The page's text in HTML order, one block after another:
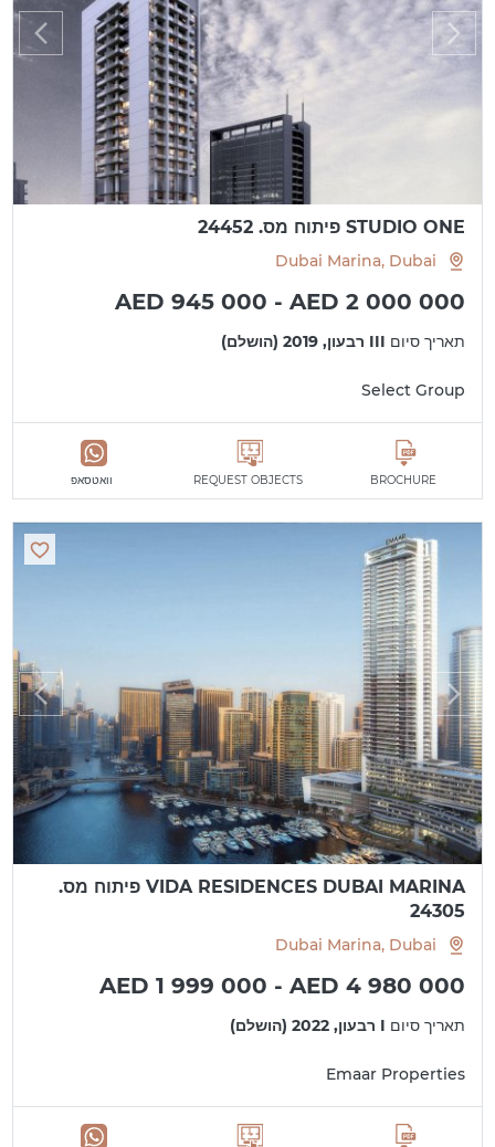
STUDIO ONE פיתוח מס. 24452
Dubai Marina, Dubai
AED 945 000 - AED 2 000 000
תאריך סיום III רבעון, 2019 (הושלם)
Select Group
BROCHURE
REQUEST OBJECTS וואטסאפ
VIDA RESIDENCES DUBAI MARINA פיתוח מס.
24305
Dubai Marina, Dubai
AED 1 999 000 - AED 4 980 000
תאריך סיום I רבעון, 2022 (הושלם)
Emaar Properties